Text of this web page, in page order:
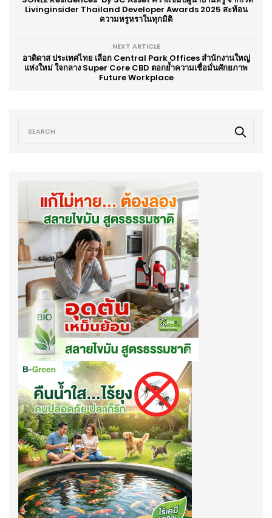
Livinginsider Thailand Developer Awards 2025 สะท้อน
ความหรูหราในทุกมิติ
NEXT ARTICLE
อาดิดาส ประเทศไทย เลือก Central Park Offices สำนักงานใหญ่
แห่งใหม่ ใจกลาง Super Core CBD ตอกย้ำความเชื่อมั่นศักยภาพ
Future Workplace